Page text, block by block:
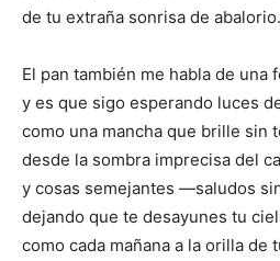
de tu extraña sonrisa de abalorio.
El pan también me habla de una
y es que sigo esperando luces
como una mancha que brille sin
desde la sombra imprecisa del
y cosas semejantes —saludos
dejando que te desayunes tu
como cada mañana a la orilla de